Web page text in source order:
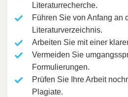
Literaturrecherche.
Führen Sie von Anfang an
Literaturverzeichnis.
Arbeiten Sie mit einer
Vermeiden Sie
Formulierungen.
Prüfen Sie Ihre Arbeit
Plagiate.